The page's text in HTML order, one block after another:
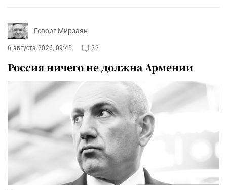
Геворг Мирзаян
6 августа 2026, 09:45 22
Россия ничего не должна Армении